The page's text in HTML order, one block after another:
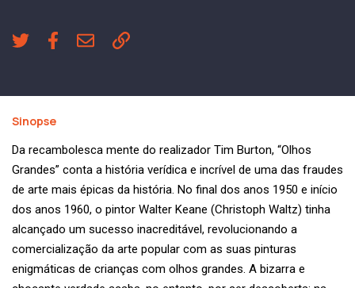
Sinopse
Da recambolesca mente do realizador Tim Burton, “Olhos
Grandes” conta a história verídica e incrível de uma das fraudes
de arte mais épicas da história. No final dos anos 1950 e início
dos anos 1960, o pintor Walter Keane (Christoph Waltz) tinha
alcançado um sucesso inacreditável, revolucionando a
comercialização da arte popular com as suas pinturas
enigmáticas de crianças com olhos grandes. A bizarra e